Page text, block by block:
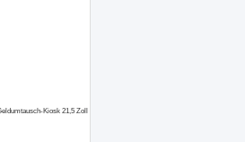
Kiosk 21,5 Zoll